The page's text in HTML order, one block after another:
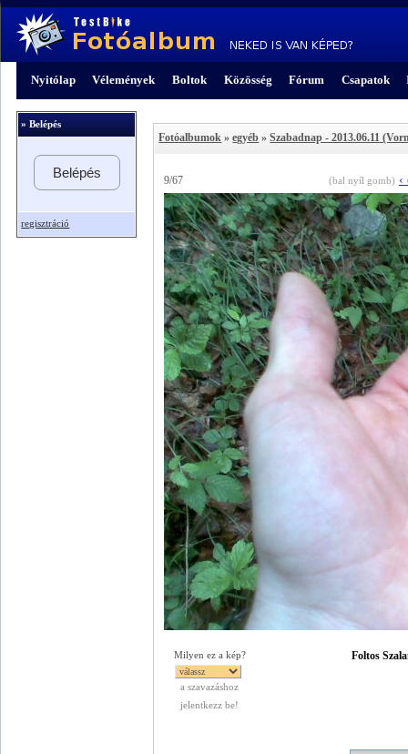
Nyitólap Vélemények Boltok Közösség Fórum Csapatok
» Belépés
Belépés
regisztráció
Fotóalbumok »egyéb »Szabadnap - 2013.06.11
9/67 (bal nyíl gomb) ‹
Milyen ez a kép?
a szavazáshoz
jelentkezz be!
Foltos